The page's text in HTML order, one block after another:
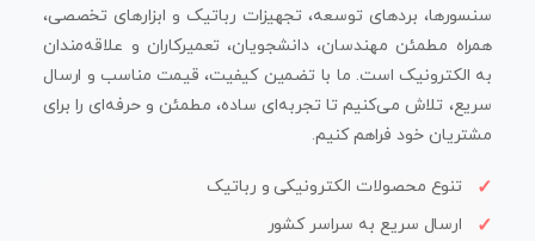
سنسورها، بردهای توسعه، تجهیزات رباتیک و ابزارهای تخصصی،
همراه مطمئن مهندسان، دانشجویان، تعمیرکاران و علاقه‌مندان
به الکترونیک است. ما با تضمین کیفیت، قیمت مناسب و ارسال
سریع، تلاش می‌کنیم تا تجربه‌ای ساده، مطمئن و حرفه‌ای را برای
مشتریان خود فراهم کنیم.
تنوع محصولات الکترونیکی و رباتیک
ارسال سریع به سراسر کشور